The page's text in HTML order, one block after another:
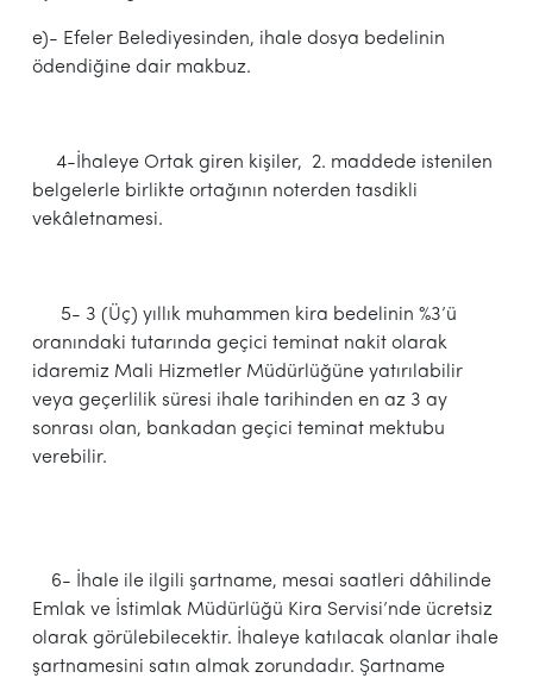
e)- Efeler Belediyesinden, ihale dosya bedelinin
ödendiğine dair makbuz.
4-İhaleye Ortak giren kişiler, 2. maddede istenilen
belgelerle birlikte ortağının noterden tasdikli
vekâletnamesi.
5- 3 (Üç) yıllık muhammen kira bedelinin %3’ü
oranındaki tutarında geçici teminat nakit olarak
idaremiz Mali Hizmetler Müdürlüğüne yatırılabilir
veya geçerlilik süresi ihale tarihinden en az 3 ay
sonrası olan, bankadan geçici teminat mektubu
verebilir.
6- İhale ile ilgili şartname, mesai saatleri dâhilinde
Emlak ve İstimlak Müdürlüğü Kira Servisi’nde ücretsiz
olarak görülebilecektir. İhaleye katılacak olanlar ihale
şartnamesini satın almak zorundadır. Şartname